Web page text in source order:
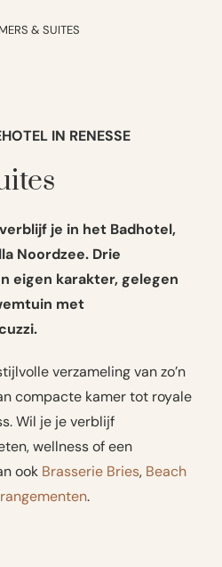
& SUITES
IN RENESSE
je in het Badhotel,
Noordzee. Drie
eigen karakter, gelegen
met
verzameling van zo’n
compacte kamer tot royale
Wil je je verblijf
wellness of een
ook Brasserie Bries, Beach
.